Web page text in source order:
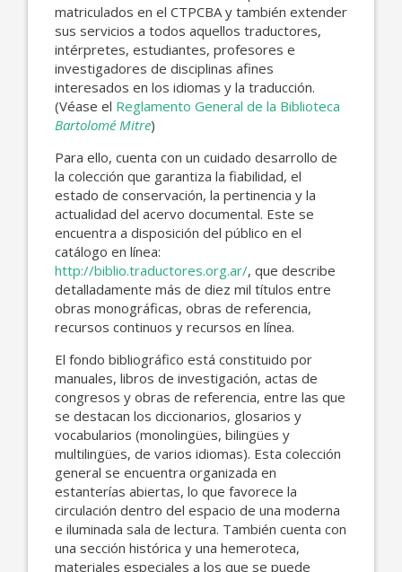
matriculados en el CTPCBA y también extender
sus servicios a todos aquellos traductores,
intérpretes, estudiantes, profesores e
investigadores de disciplinas afines
interesados en los idiomas y la traducción.
(Véase el Reglamento General de la Biblioteca
Bartolomé Mitre)
Para ello, cuenta con un cuidado desarrollo de
la colección que garantiza la fiabilidad, el
estado de conservación, la pertinencia y la
actualidad del acervo documental. Este se
encuentra a disposición del público en el
catálogo en línea:
http://biblio.traductores.org.ar/, que describe
detalladamente más de diez mil títulos entre
obras monográficas, obras de referencia,
recursos continuos y recursos en línea.
El fondo bibliográfico está constituido por
manuales, libros de investigación, actas de
congresos y obras de referencia, entre las que
se destacan los diccionarios, glosarios y
vocabularios (monolingües, bilingües y
multilingües, de varios idiomas). Esta colección
general se encuentra organizada en
estanterías abiertas, lo que favorece la
circulación dentro del espacio de una moderna
e iluminada sala de lectura. También cuenta con
una sección histórica y una hemeroteca,
materiales especiales a los que se puede